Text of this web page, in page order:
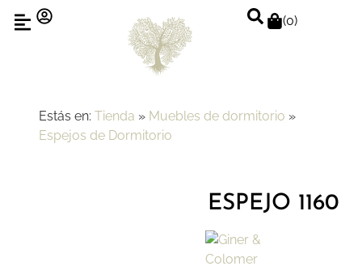
(0)
Estás en: Tienda » Muebles de dormitorio »
Espejos de Dormitorio
ESPEJO 1160